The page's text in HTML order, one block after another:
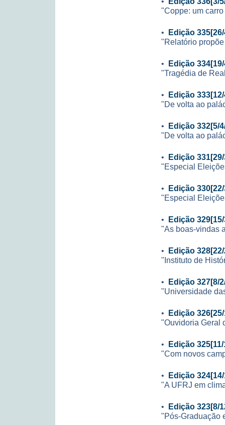
"Coppe: um
• Edição
"Relatório
• Edição
"Tragédia de
• Edição
"De volta ao
• Edição 332[5/
"De volta ao
• Edição
"Especial
• Edição
"Especial
• Edição
"As boas-vindas
• Edição
"Instituto de
• Edição 327[8/
"Universidade
• Edição
"Ouvidoria Geral
• Edição 325[11/
"Com novos
• Edição
"A UFRJ em
• Edição 323[8/
"Pós-Graduação